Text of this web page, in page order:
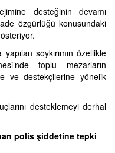
desteğinin devamı
özgürlüğü konusundaki
soykırımın özellikle
toplu mezarların
ve destekçilerine yönelik
desteklemeyi derhal
polis şiddetine tepki